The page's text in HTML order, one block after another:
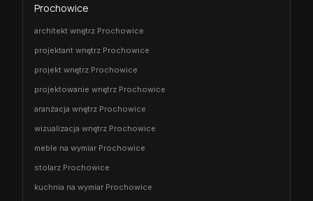
Prochowice
architekt wnętrz Prochowice
projektant wnętrz Prochowice
projekt wnętrz Prochowice
projektowanie wnętrz Prochowice
aranżacja wnętrz Prochowice
wizualizacja wnętrz Prochowice
meble na wymiar Prochowice
stolarz Prochowice
kuchnia na wymiar Prochowice